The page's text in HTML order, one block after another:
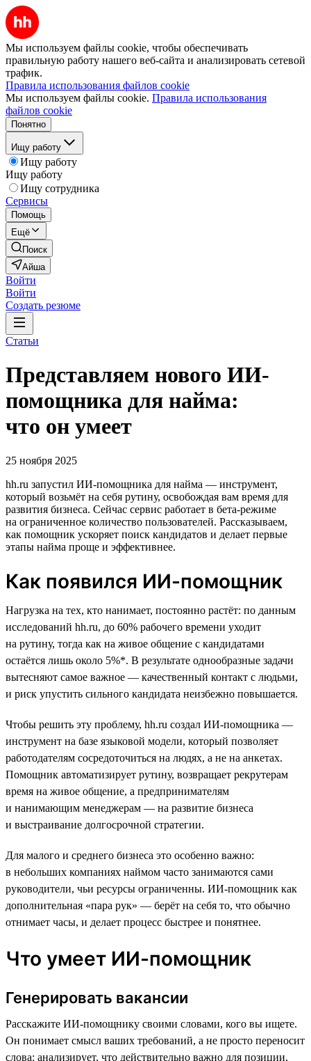
Мы используем файлы cookie, чтобы обеспечивать
правильную работу нашего веб-сайта и анализировать сетевой
трафик.
Правила использования файлов cookie
Мы используем файлы cookie. Правила использования
файлов cookie
Понятно
Ищу работу
Ищу работу
Ищу работу
Ищу сотрудника
Сервисы
Помощь
Ещё
Поиск
Айша
Войти
Войти
Создать резюме
Статьи
Представляем нового ИИ-
помощника для найма:
что он умеет
25 ноября 2025
hh.ru запустил ИИ-помощника для найма — инструмент,
который возьмёт на себя рутину, освобождая вам время для
развития бизнеса. Сейчас сервис работает в бета-режиме
на ограниченное количество пользователей. Рассказываем,
как помощник ускоряет поиск кандидатов и делает первые
этапы найма проще и эффективнее.
Как появился ИИ-помощник
Нагрузка на тех, кто нанимает, постоянно растёт: по данным
исследований hh.ru, до 60% рабочего времени уходит
на рутину, тогда как на живое общение с кандидатами
остаётся лишь около 5%*. В результате однообразные задачи
вытесняют самое важное — качественный контакт с людьми,
и риск упустить сильного кандидата неизбежно повышается.
Чтобы решить эту проблему, hh.ru создал ИИ-помощника —
инструмент на базе языковой модели, который позволяет
работодателям сосредоточиться на людях, а не на анкетах.
Помощник автоматизирует рутину, возвращает рекрутерам
время на живое общение, а предпринимателям
и нанимающим менеджерам — на развитие бизнеса
и выстраивание долгосрочной стратегии.
Для малого и среднего бизнеса это особенно важно:
в небольших компаниях наймом часто занимаются сами
руководители, чьи ресурсы ограниченны. ИИ-помощник как
дополнительная «пара рук» — берёт на себя то, что обычно
отнимает часы, и делает процесс быстрее и понятнее.
Что умеет ИИ-помощник
Генерировать вакансии
Расскажите ИИ-помощнику своими словами, кого вы ищете.
Он понимает смысл ваших требований, а не просто переносит
слова: анализирует, что действительно важно для позиции,